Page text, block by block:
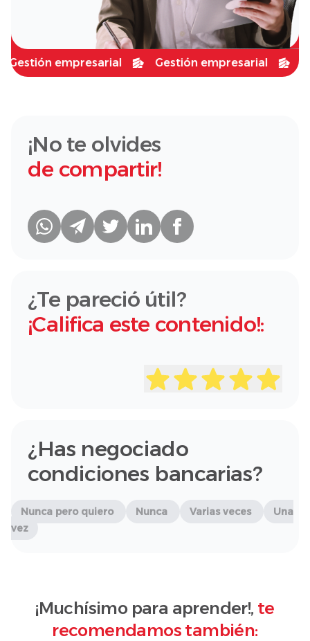
empresarial Gestión empresarial
¡No te olvides
de compartir!
¿Te pareció útil?
¡Califica este contenido!:
¿Has negociado
condiciones bancarias?
Nunca pero quiero Nunca Varias veces
Una
vez
¡Muchísimo para aprender!, te
recomendamos también: